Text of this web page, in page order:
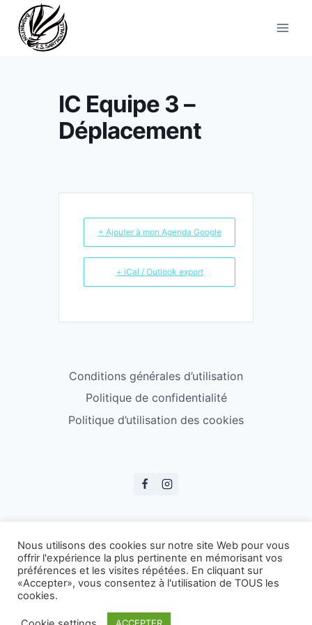
contenu
IC Equipe 3 –
Déplacement
+ Ajouter à mon Agenda Google
+ iCal / Outlook export
Conditions générales d’utilisation
Politique de confidentialité
Politique d’utilisation des cookies
Nous utilisons des cookies sur notre site Web pour vous
offrir l'expérience la plus pertinente en mémorisant vos
préférences et les visites répétées. En cliquant sur
«Accepter», vous consentez à l'utilisation de TOUS les
cookies.